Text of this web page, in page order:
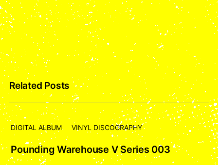
Related Posts
DIGITAL ALBUM VINYL DISCOGRAPHY
Pounding Warehouse V Series 003